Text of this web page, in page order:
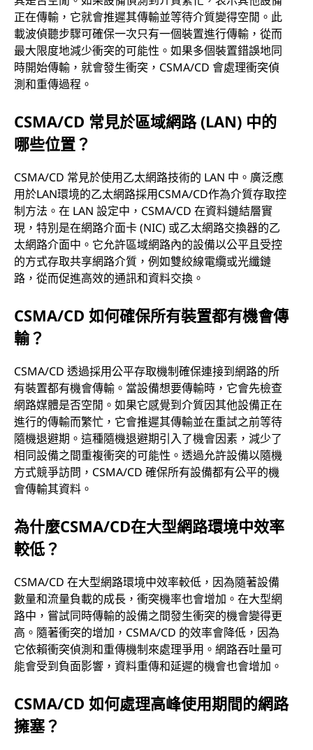
正在傳輸，它就會推遲其傳輸並等待介質變得空閒。此
載波偵聽步驟可確保一次只有一個裝置進行傳輸，從而
最大限度地減少衝突的可能性。如果多個裝置錯誤地同
時開始傳輸，就會發生衝突，CSMA/CD 會處理衝突偵
測和重傳過程。
CSMA/CD 常見於區域網路 (LAN) 中的
哪些位置？
CSMA/CD 常見於使用乙太網路技術的 LAN 中。廣泛應
用於LAN環境的乙太網路採用CSMA/CD作為介質存取控
制方法。在 LAN 設定中，CSMA/CD 在資料鏈結層實
現，特別是在網路介面卡 (NIC) 或乙太網路交換器的乙
太網路介面中。它允許區域網路內的設備以公平且受控
的方式存取共享網路介質，例如雙絞線電纜或光纖鏈
路，從而促進高效的通訊和資料交換。
CSMA/CD 如何確保所有裝置都有機會傳
輸？
CSMA/CD 透過採用公平存取機制確保連接到網路的所
有裝置都有機會傳輸。當設備想要傳輸時，它會先檢查
網路媒體是否空閒。如果它感覺到介質因其他設備正在
進行的傳輸而繁忙，它會推遲其傳輸並在重試之前等待
隨機退避期。這種隨機退避期引入了機會因素，減少了
相同設備之間重複衝突的可能性。透過允許設備以隨機
方式競爭訪問，CSMA/CD 確保所有設備都有公平的機
會傳輸其資料。
為什麼CSMA/CD在大型網路環境中效率
較低？
CSMA/CD 在大型網路環境中效率較低，因為隨著設備
數量和流量負載的成長，衝突機率也會增加。在大型網
路中，嘗試同時傳輸的設備之間發生衝突的機會變得更
高。隨著衝突的增加，CSMA/CD 的效率會降低，因為
它依賴衝突偵測和重傳機制來處理爭用。網路吞吐量可
能會受到負面影響，資料重傳和延遲的機會也會增加。
CSMA/CD 如何處理高峰使用期間的網路
擁塞？